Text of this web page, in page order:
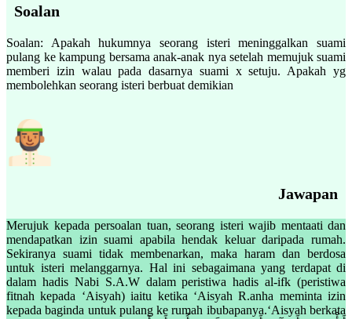
Soalan
Soalan: Apakah hukumnya seorang isteri meninggalkan suami
pulang ke kampung bersama anak-anak nya setelah memujuk suami
memberi izin walau pada dasarnya suami x setuju. Apakah yg
membolehkan seorang isteri berbuat demikian
Jawapan
Merujuk kepada persoalan tuan, seorang isteri wajib mentaati dan
mendapatkan izin suami apabila hendak keluar daripada rumah.
Sekiranya suami tidak membenarkan, maka haram dan berdosa
untuk isteri melanggarnya. Hal ini sebagaimana yang terdapat di
dalam hadis Nabi S.A.W dalam peristiwa hadis al-ifk (peristiwa
fitnah kepada ‘Aisyah) iaitu ketika ‘Aisyah R.anha meminta izin
kepada baginda untuk pulang ke rumah ibubapanya.‘Aisyah berkata